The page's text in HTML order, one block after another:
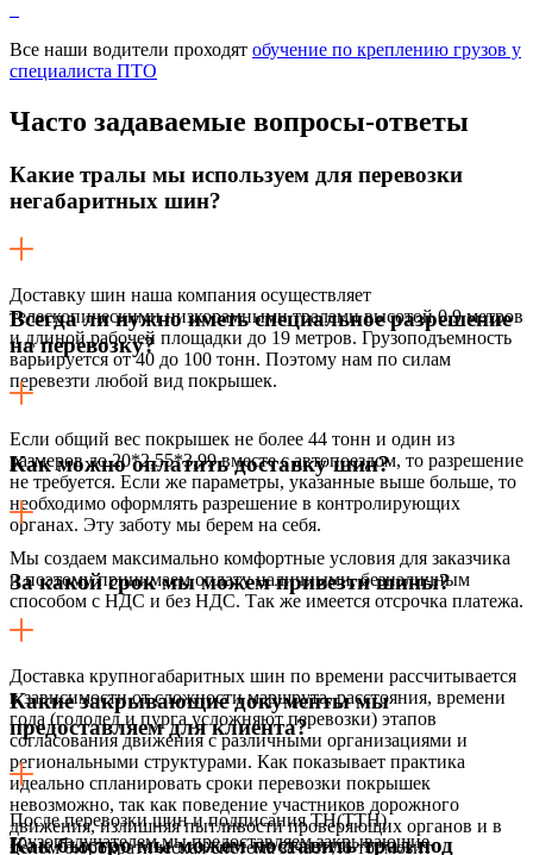
Все наши водители проходят обучение по креплению грузов у
специалиста ПТО
Часто задаваемые вопросы-ответы
Какие тралы мы используем для перевозки
негабаритных шин?
Доставку шин наша компания осуществляет
телескопическими низкорамными тралами высотой 0,9 метров
и длиной рабочей площадки до 19 метров. Грузоподъемность
варьируется от 40 до 100 тонн. Поэтому нам по силам
перевезти любой вид покрышек.
Всегда ли нужно иметь специальное разрешение
на перевозку?
Если общий вес покрышек не более 44 тонн и один из
размеров до 20*2,55*3,99 вместе с автопоездом, то разрешение
не требуется. Если же параметры, указанные выше больше, то
необходимо оформлять разрешение в контролирующих
органах. Эту заботу мы берем на себя.
Как можно оплатить доставку шин?
Мы создаем максимально комфортные условия для заказчика
и поэтому принимаем оплату наличными, безналичным
способом с НДС и без НДС. Так же имеется отсрочка платежа.
За какой срок мы можем привезти шины?
Доставка крупногабаритных шин по времени рассчитывается
в зависимости от сложности маршрута, расстояния, времени
года (гололед и пурга усложняют перевозки) этапов
согласования движения с различными организациями и
региональными структурами. Как показывает практика
идеально спланировать сроки перевозки покрышек
невозможно, так как поведение участников дорожного
движения, излишняя пытливости проверяющих органов и в
целом бюрократическая система зачастую тормозит
Какие закрывающие документы мы
предоставляем для клиента?
После перевозки шин и подписания ТН(ТТН)
грузополучателем мы предоставляем закрывающие
Как быстро мы можем поставить трал под